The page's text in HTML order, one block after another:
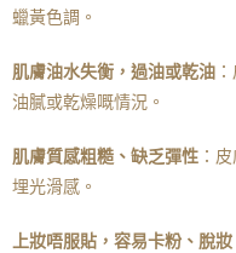
蠟黃色調。
肌膚油水失衡，過油或乾油
油膩或乾燥嘅情況。
肌膚質感粗糙、缺乏彈性 ：
埋光滑感。
上妝唔服貼，容易卡粉、脫妝